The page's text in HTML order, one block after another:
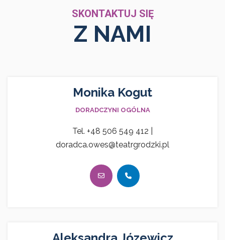
SKONTAKTUJ SIĘ
Z NAMI
Monika Kogut
DORADCZYNI OGÓLNA
Tel. +48 506 549 412 |
doradca.owes@teatrgrodzki.pl